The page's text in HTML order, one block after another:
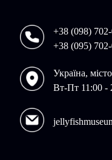
+38 (098)
+38 (095)
Україна,
Вт-Пт 11:00 -